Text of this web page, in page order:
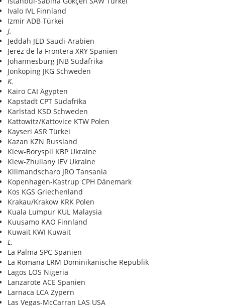
Ivalo IVL Finnland
Izmir ADB Türkei
J.
Jeddah JED Saudi-Arabien
Jerez de la Frontera XRY Spanien
Johannesburg JNB Südafrika
Jonkoping JKG Schweden
K.
Kairo CAI Ägypten
Kapstadt CPT Südafrika
Karlstad KSD Schweden
Kattowitz/Kattovice KTW Polen
Kayseri ASR Türkei
Kazan KZN Russland
Kiew-Boryspil KBP Ukraine
Kiew-Zhuliany IEV Ukraine
Kilimandscharo JRO Tansania
Kopenhagen-Kastrup CPH Dänemark
Kos KGS Griechenland
Krakau/Krakow KRK Polen
Kuala Lumpur KUL Malaysia
Kuusamo KAO Finnland
Kuwait KWI Kuwait
L.
La Palma SPC Spanien
La Romana LRM Dominikanische Republik
Lagos LOS Nigeria
Lanzarote ACE Spanien
Larnaca LCA Zypern
Las Vegas-McCarran LAS USA